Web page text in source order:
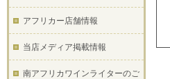
アフリカー店舗情報
当店メディア掲載情報
南アフリカワインライターのご